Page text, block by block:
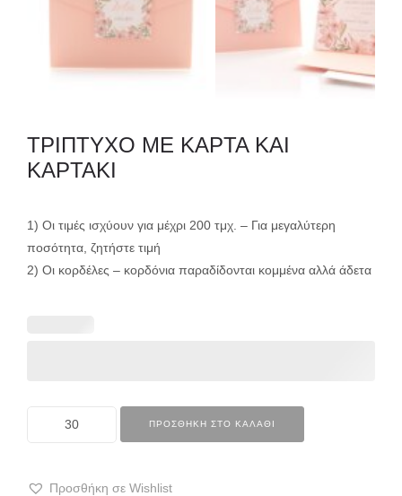
ΤΡΙΠΤΥΧΟ ΜΕ ΚΑΡΤΑ ΚΑΙ
ΚΑΡΤΑΚΙ
1) Οι τιμές ισχύουν για μέχρι 200 τμχ. – Για μεγαλύτερη
ποσότητα, ζητήστε τιμή
2) Οι κορδέλες – κορδόνια παραδίδονται κομμένα αλλά άδετα
ΠΡΟΣΘΉΚΗ ΣΤΟ ΚΑΛΆΘΙ
Προσθήκη σε Wishlist